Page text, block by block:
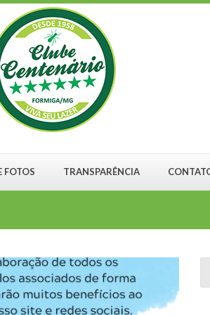
FOTOS TRANSPARÊNCIA
for: